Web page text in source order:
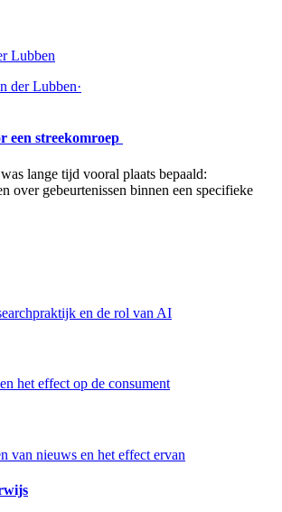
der Lubben·
een streekomroep
lange tijd vooral plaats bepaald:
over gebeurtenissen binnen een specifieke
en de rol van AI
het effect op de consument
van nieuws en het effect ervan